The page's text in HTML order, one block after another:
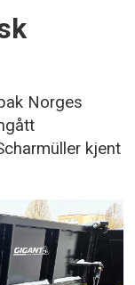
Norges
kjent